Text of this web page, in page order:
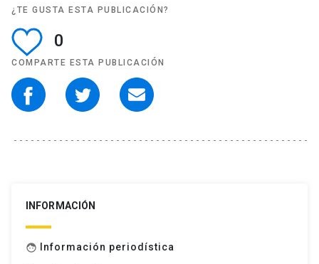
¿TE GUSTA ESTA PUBLICACIÓN?
0
COMPARTE ESTA PUBLICACIÓN
INFORMACIÓN
face Información periodística